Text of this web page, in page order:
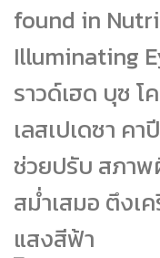
ราวด์เฮด บุซ โ
เลสเปเดซา คา
ช่วยปรับ สภา
สม่ำเสมอ ตึงเ
แสงสีฟ้า